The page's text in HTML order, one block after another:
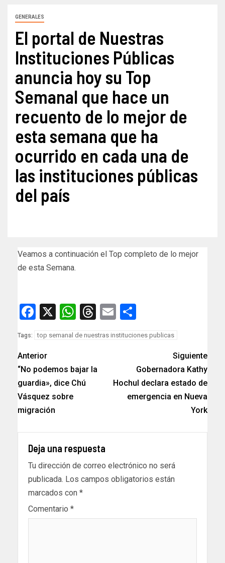
GENERALES
El portal de Nuestras
Instituciones Públicas
anuncia hoy su Top
Semanal que hace un
recuento de lo mejor de
esta semana que ha
ocurrido en cada una de
las instituciones públicas
del país
Veamos a continuación el Top completo de lo mejor
de esta Semana.
Facebook
X WhatsApp
Threads
Email
Tags: top semanal de nuestras instituciones publicas
Anterior
“No podemos bajar la
guardia», dice Chú
Vásquez sobre
migración
Siguiente
Gobernadora Kathy
Hochul declara estado de
emergencia en Nueva
York
Deja una respuesta
Tu dirección de correo electrónico no será
publicada. Los campos obligatorios están
marcados con *
Comentario *